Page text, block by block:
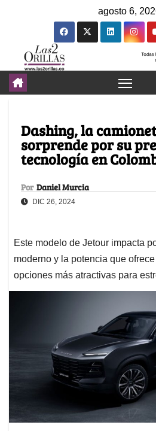
agosto 6,
Dashing, la
sorprende por su
tecnología en
Por Daniel Murcia
DIC 26, 2024
Este modelo de Jetour impacta
moderno y la potencia que
opciones más atractivas para